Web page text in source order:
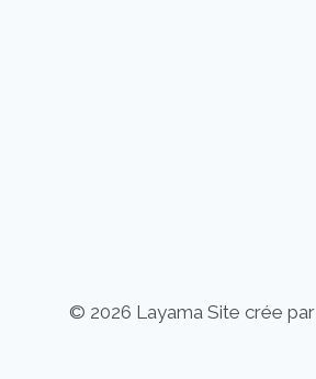
© 2026 Layama Site crée par